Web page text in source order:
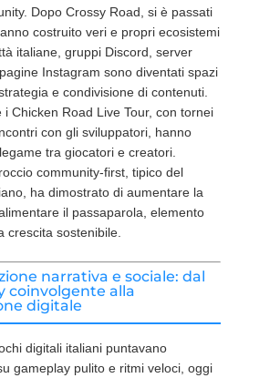
Dopo Crossy Road, si è passati
costruito veri e propri ecosistemi
italiane, gruppi Discord, server
Instagram sono diventati spazi
e condivisione di contenuti.
i Chicken Road Live Tour, con tornei
con gli sviluppatori, hanno
tra giocatori e creatori.
community-first, tipico del
ha dimostrato di aumentare la
il passaparola, elemento
crescita sostenibile.
narrativa e sociale: dal
coinvolgente alla
digitale
digitali italiani puntavano
gameplay pulito e ritmi veloci, oggi